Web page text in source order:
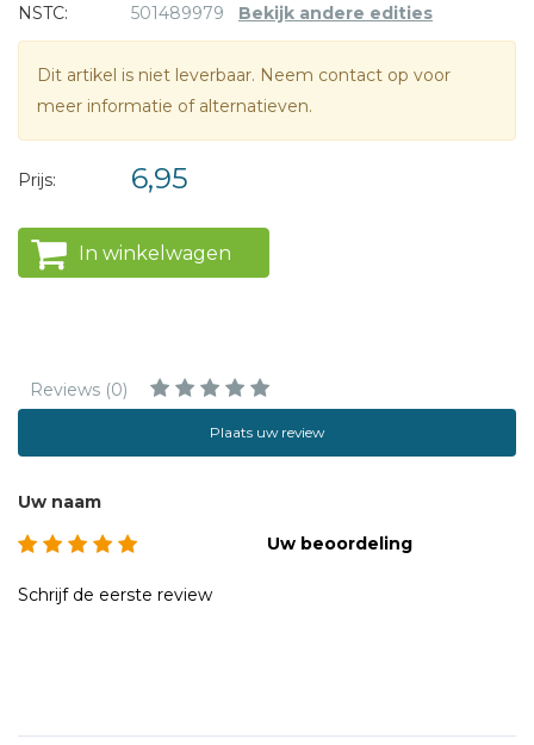
meditatieboekje op weg naar Pasen.
NSTC:
501489979 Bekijk andere edities
Dit artikel is niet leverbaar. Neem contact op voor
meer informatie of alternatieven.
Prijs: 6,95
In winkelwagen
Reviews (0)
Plaats uw review
Uw naam
Uw beoordeling
Schrijf de eerste review